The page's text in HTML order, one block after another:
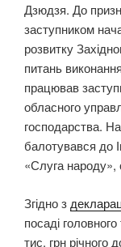
Дзюдзя. До
заступником
розвитку
питань
працював
обласного
господарства.
балотувався до
«Слуга
Згідно з
посаді
тис. грн річного